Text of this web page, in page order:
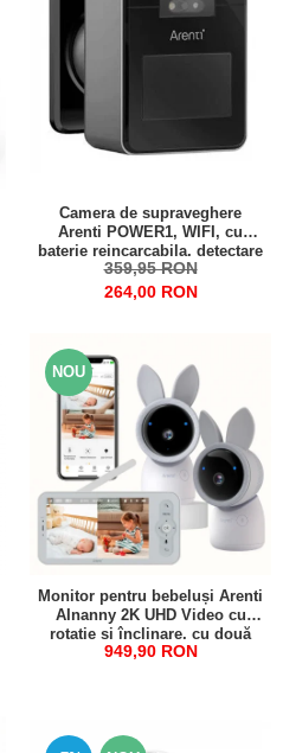
Camera de supraveghere
Arenti POWER1, WIFI, cu
baterie reincarcabila, detectare
persoane, rezolutie 2K, senzor
de miscare, alerte Push pe
359,95 RON
264,00 RON
NOU
Monitor pentru bebeluși Arenti
AInanny 2K UHD Video cu
rotatie și înclinare, cu două
camere de supraveghere și
949,90 RON